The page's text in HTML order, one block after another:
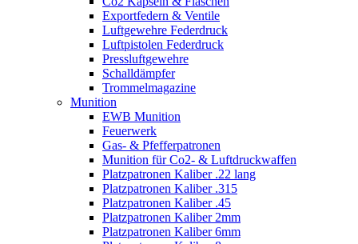
Exportfedern & Ventile
Luftgewehre Federdruck
Luftpistolen Federdruck
Pressluftgewehre
Schalldämpfer
Trommelmagazine
Munition
EWB Munition
Feuerwerk
Gas- & Pfefferpatronen
Munition für Co2- & Luftdruckwaffen
Platzpatronen Kaliber .22 lang
Platzpatronen Kaliber .315
Platzpatronen Kaliber .45
Platzpatronen Kaliber 2mm
Platzpatronen Kaliber 6mm